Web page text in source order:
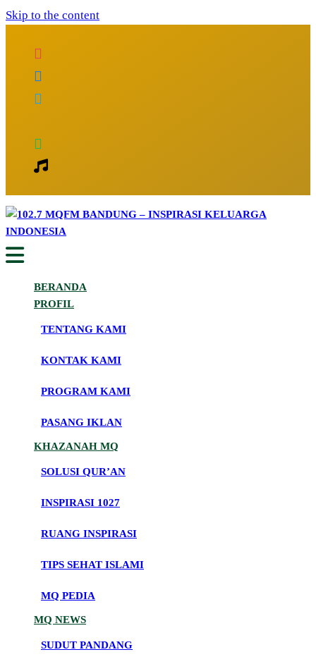
Skip to the content
102.7 MQFM Bandung – Inspirasi
Keluarga Indonesia
Inspirasi Keluarga Indonesia
BERANDA
PROFIL
TENTANG KAMI
KONTAK KAMI
PROGRAM KAMI
PASANG IKLAN
KHAZANAH MQ
SOLUSI QUR’AN
INSPIRASI 1027
RUANG INSPIRASI
TIPS SEHAT ISLAMI
MQ PEDIA
MQ NEWS
SUDUT PANDANG